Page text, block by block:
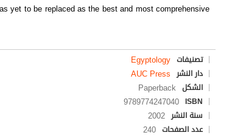
yet to be replaced as the best and most comprehensive
تصنيفات Egyptology
دار النشر AUC Press
الشكل Paperback
ISBN
9789774247040
سنة النشر 2002
عدد الصفحات 240